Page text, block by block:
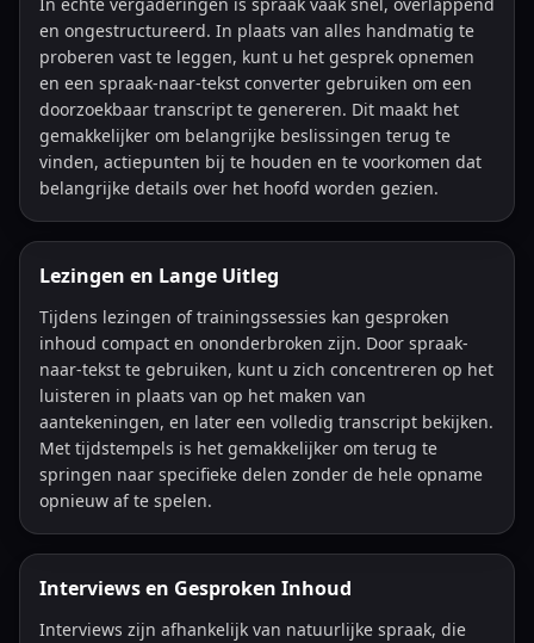
en ongestructureerd. In plaats van alles handmatig te
proberen vast te leggen, kunt u het gesprek opnemen
en een spraak-naar-tekst converter gebruiken om een
doorzoekbaar transcript te genereren. Dit maakt het
gemakkelijker om belangrijke beslissingen terug te
vinden, actiepunten bij te houden en te voorkomen dat
belangrijke details over het hoofd worden gezien.
Lezingen en Lange Uitleg
Tijdens lezingen of trainingssessies kan gesproken
inhoud compact en ononderbroken zijn. Door spraak-
naar-tekst te gebruiken, kunt u zich concentreren op het
luisteren in plaats van op het maken van
aantekeningen, en later een volledig transcript bekijken.
Met tijdstempels is het gemakkelijker om terug te
springen naar specifieke delen zonder de hele opname
opnieuw af te spelen.
Interviews en Gesproken Inhoud
Interviews zijn afhankelijk van natuurlijke spraak, die